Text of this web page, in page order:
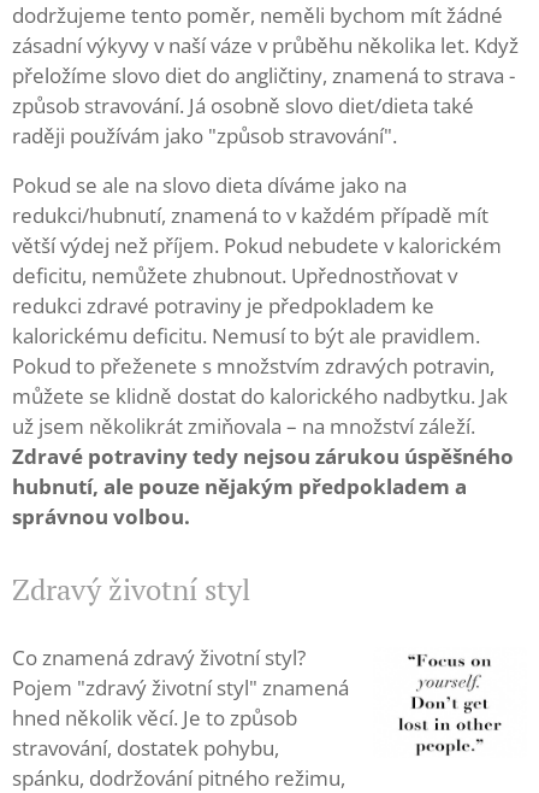
dodržujeme tento poměr, neměli bychom mít žádné
zásadní výkyvy v naší váze v průběhu několika let. Když
přeložíme slovo diet do angličtiny, znamená to strava -
způsob stravování. Já osobně slovo diet/dieta také
raději používám jako "způsob stravování".
Pokud se ale na slovo dieta díváme jako na
redukci/hubnutí, znamená to v každém případě mít
větší výdej než příjem. Pokud nebudete v kalorickém
deficitu, nemůžete zhubnout. Upřednostňovat v
redukci zdravé potraviny je předpokladem ke
kalorickému deficitu. Nemusí to být ale pravidlem.
Pokud to přeženete s množstvím zdravých potravin,
můžete se klidně dostat do kalorického nadbytku. Jak
už jsem několikrát zmiňovala – na množství záleží.
Zdravé potraviny tedy nejsou zárukou úspěšného
hubnutí, ale pouze nějakým předpokladem a
správnou volbou.
Zdravý životní styl
Co znamená zdravý životní styl?
Pojem "zdravý životní styl" znamená
hned několik věcí. Je to způsob
stravování, dostatek pohybu,
spánku, dodržování pitného režimu,